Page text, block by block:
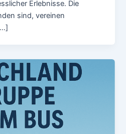
Erlebnisse. Die
sind, vereinen